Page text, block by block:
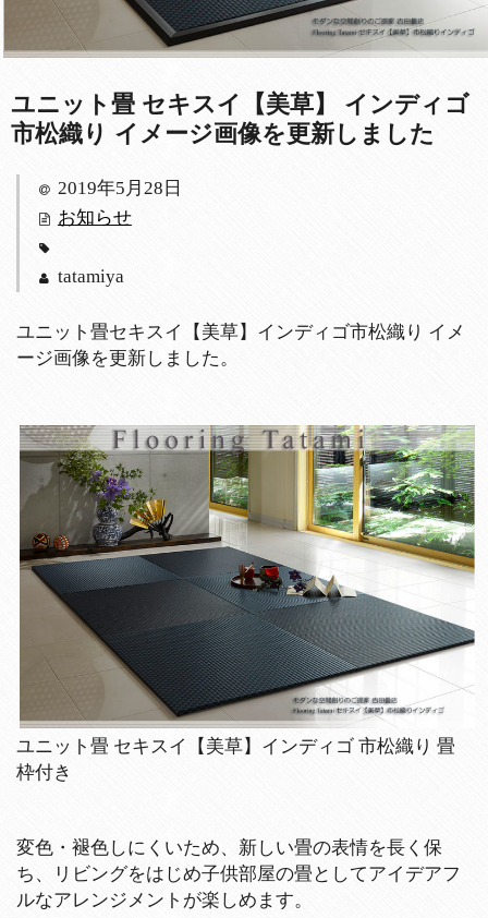
ユニット畳 セキスイ【美草】 インディゴ
市松織り イメージ画像を更新しました
2019年5月28日
お知らせ
tatamiya
ユニット畳セキスイ【美草】インディゴ市松織り イメ
ージ画像を更新しました。
ユニット畳 セキスイ【美草】インディゴ 市松織り 畳
枠付き
変色・褪色しにくいため、新しい畳の表情を長く保
ち、リビングをはじめ子供部屋の畳としてアイデアフ
ルなアレンジメントが楽しめます。